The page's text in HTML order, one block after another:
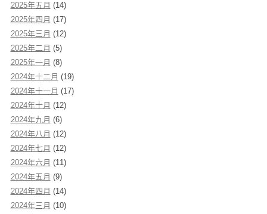
2025年五月 (14)
2025年四月 (17)
2025年三月 (12)
2025年二月 (5)
2025年一月 (8)
2024年十二月 (19)
2024年十一月 (17)
2024年十月 (12)
2024年九月 (6)
2024年八月 (12)
2024年七月 (12)
2024年六月 (11)
2024年五月 (9)
2024年四月 (14)
2024年三月 (10)